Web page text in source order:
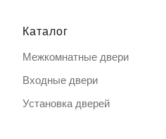
Каталог
Межкомнатные двери
Входные двери
Установка дверей